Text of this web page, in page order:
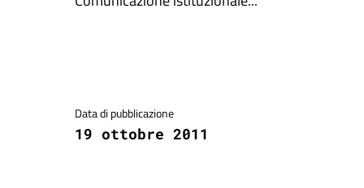
Data di pubblicazione
19 ottobre 2011